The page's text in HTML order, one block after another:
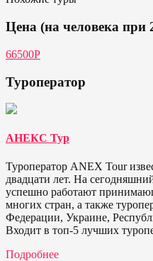
Цена (на человека при
66500Р
Туроператор
АНЕКС Тур
Туроператор ANEX Tour
двадцати лет. На
успешно работают
многих стран, а также
Федерации, Украине,
Входит в топ-5 лучших
Подробнее